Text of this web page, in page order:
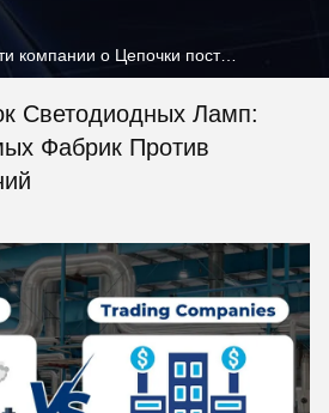
Новости компании о Цепочки поставок светодиодных ламп: понимание прямых фабрик против торговых компаний
Светодиодных Ламп:
Фабрик Против